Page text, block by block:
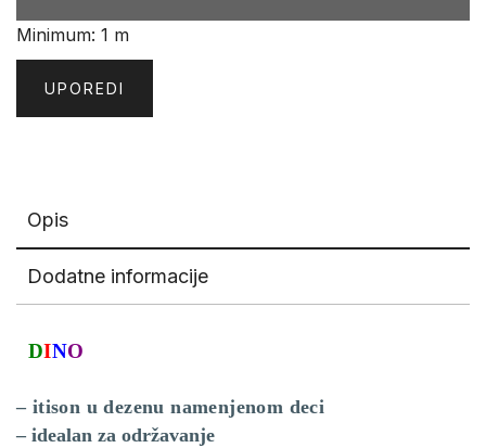
Minimum: 1 m
UPOREDI
Opis
Dodatne informacije
DINO
– itison u dezenu namenjenom deci
– idealan za održavanje